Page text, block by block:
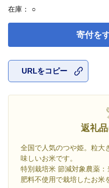
在庫： ○
寄付を
URLをコピー
返礼
全国で人気のつや姫。粒大
味しいお米です。
特別栽培米 節減対象農薬
肥料不使用で栽培したお米